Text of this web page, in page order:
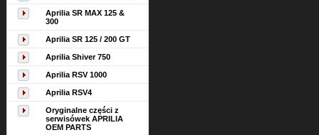
Aprilia SR MAX 125 &
300
Aprilia SR 125 / 200 GT
Aprilia Shiver 750
Aprilia RSV 1000
Aprilia RSV4
Oryginalne części z
serwisówek APRILIA
OEM PARTS